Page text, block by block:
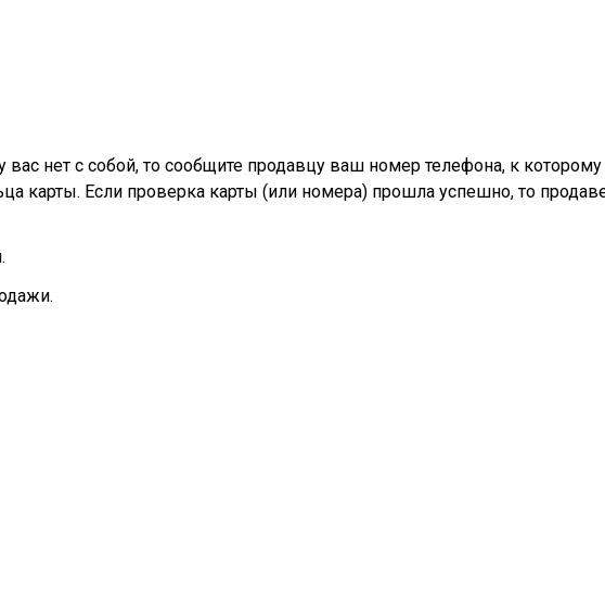
нет с собой, то сообщите продавцу ваш номер телефона, к которому
карты. Если проверка карты (или номера) прошла успешно, то